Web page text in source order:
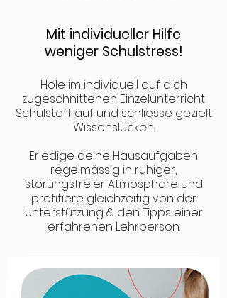
Mit individueller Hilfe
weniger Schulstress!
Hole im individuell auf dich
zugeschnittenen Einzelunterricht
Schulstoff auf und schliesse gezielt
Wissenslücken.
Erledige deine Hausaufgaben
regelmässig in ruhiger,
störungsfreier Atmosphäre und
profitiere gleichzeitig von der
Unterstützung & den Tipps einer
erfahrenen Lehrperson.